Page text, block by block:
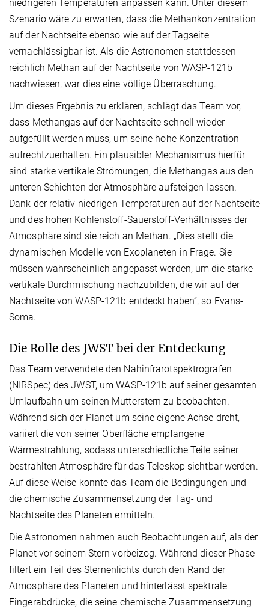
niedrigeren Temperaturen anpassen kann. Unter diesem
Szenario wäre zu erwarten, dass die Methankonzentration
auf der Nachtseite ebenso wie auf der Tagseite
vernachlässigbar ist. Als die Astronomen stattdessen
reichlich Methan auf der Nachtseite von WASP-121b
nachwiesen, war dies eine völlige Überraschung.
Um dieses Ergebnis zu erklären, schlägt das Team vor,
dass Methangas auf der Nachtseite schnell wieder
aufgefüllt werden muss, um seine hohe Konzentration
aufrechtzuerhalten. Ein plausibler Mechanismus hierfür
sind starke vertikale Strömungen, die Methangas aus den
unteren Schichten der Atmosphäre aufsteigen lassen.
Dank der relativ niedrigen Temperaturen auf der Nachtseite
und des hohen Kohlenstoff-Sauerstoff-Verhältnisses der
Atmosphäre sind sie reich an Methan. „Dies stellt die
dynamischen Modelle von Exoplaneten in Frage. Sie
müssen wahrscheinlich angepasst werden, um die starke
vertikale Durchmischung nachzubilden, die wir auf der
Nachtseite von WASP-121b entdeckt haben“, so Evans-
Soma.
Die Rolle des JWST bei der Entdeckung
Das Team verwendete den Nahinfrarotspektrografen
(NIRSpec) des JWST, um WASP-121b auf seiner gesamten
Umlaufbahn um seinen Mutterstern zu beobachten.
Während sich der Planet um seine eigene Achse dreht,
variiert die von seiner Oberfläche empfangene
Wärmestrahlung, sodass unterschiedliche Teile seiner
bestrahlten Atmosphäre für das Teleskop sichtbar werden.
Auf diese Weise konnte das Team die Bedingungen und
die chemische Zusammensetzung der Tag- und
Nachtseite des Planeten ermitteln.
Die Astronomen nahmen auch Beobachtungen auf, als der
Planet vor seinem Stern vorbeizog. Während dieser Phase
filtert ein Teil des Sternenlichts durch den Rand der
Atmosphäre des Planeten und hinterlässt spektrale
Fingerabdrücke, die seine chemische Zusammensetzung